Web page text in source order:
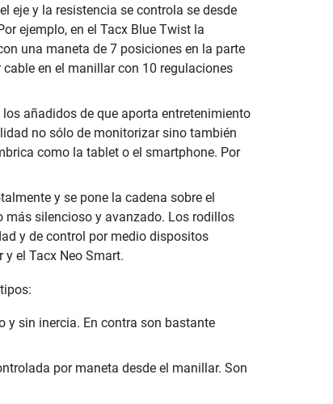
eje y la resistencia se controla se desde
ejemplo, en el Tacx Blue Twist la
una maneta de 7 posiciones en la parte
en el manillar con 10 regulaciones
añadidos de que aporta entretenimiento
no sólo de monitorizar sino también
como la tablet o el smartphone. Por
y se pone la cadena sobre el
más silencioso y avanzado. Los rodillos
y de control por medio dispositos
el Tacx Neo Smart.
y sin inercia. En contra son bastante
por maneta desde el manillar. Son